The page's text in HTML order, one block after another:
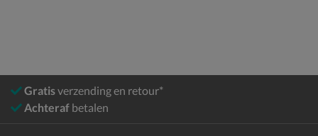
Gratisverzending en retour*
Achteraf betalen